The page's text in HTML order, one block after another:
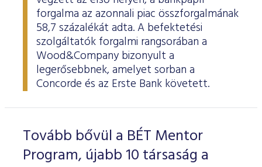
forgalma az azonnali piac összforgalmának
58,7 százalékát adta. A befektetési
szolgáltatók forgalmi rangsorában a
Wood&Company bizonyult a
legerősebbnek, amelyet sorban a
Concorde és az Erste Bank követett.
Tovább bővül a BÉT Mentor
Program, újabb 10 társaság a